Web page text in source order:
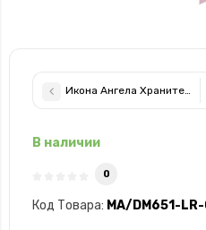
Икона Ангела Хранителя
В наличии
0
Код Товара: MA/DM651-LR-